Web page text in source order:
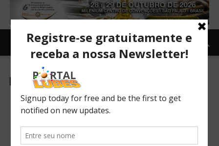
Sustentabilidade TOPNEWS
Energia Eólica: Onde estão
as maiores capacidades
instaladas no Brasil?